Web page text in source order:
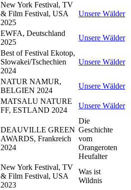
New York Festival, TV
& Film Festival, USA
2025
Unsere Wälder
EWFA, Deutschland
2025
Unsere Wälder
Best of Festival Ekotop,
Slowakei/Tschechien
2024
Unsere Wälder
NATUR NAMUR,
BELGIEN 2024
Unsere Wälder
MATSALU NATURE
FF, ESTLAND 2024
Unsere Wälder
DEAUVILLE GREEN
AWARDS, Frankreich
2024
Die
Geschichte
vom
Orangeroten
Heufalter
New York Festival, TV
& Film Festival, USA
2023
Was ist
Wildnis